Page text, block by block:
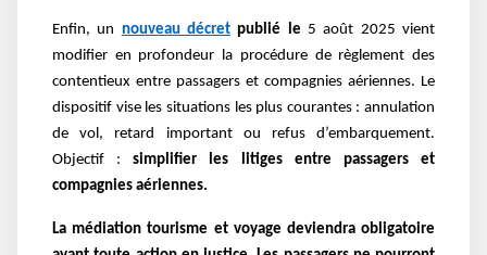
Enfin, un nouveau décret publié le 5 août 2025 vient
modifier en profondeur la procédure de règlement des
contentieux entre passagers et compagnies aériennes. Le
dispositif vise les situations les plus courantes : annulation
de vol, retard important ou refus d’embarquement.
Objectif :simplifier les litiges entre passagers et
compagnies aériennes.
La médiation tourisme et voyage deviendra obligatoire